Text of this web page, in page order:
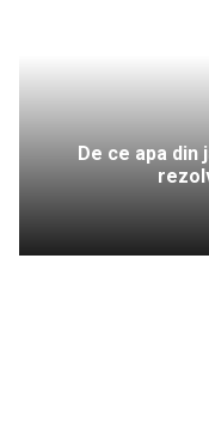
De ce apa din